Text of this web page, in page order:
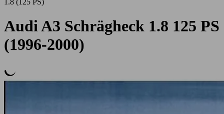
1.8 (125 PS)
Audi A3 Schrägheck 1.8 125 PS
(1996-2000)